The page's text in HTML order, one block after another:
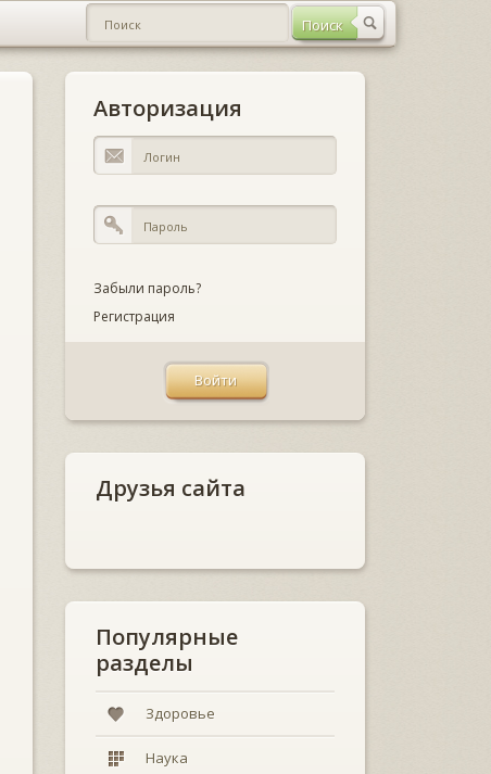
Авторизация
Забыли пароль?
Регистрация
Друзья сайта
Популярные
разделы
Здоровье
Наука